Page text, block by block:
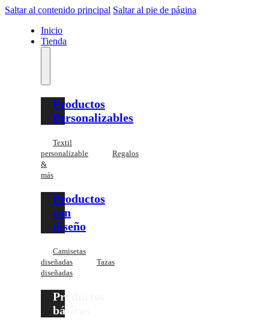
Saltar al contenido principal Saltar al pie de página
Inicio
Tienda
Productos
Personalizables
Textil
personalizable
Regalos
&
más
Productos
con
diseño
Camisetas
diseñadas
Tazas
diseñadas
Productos
básicos